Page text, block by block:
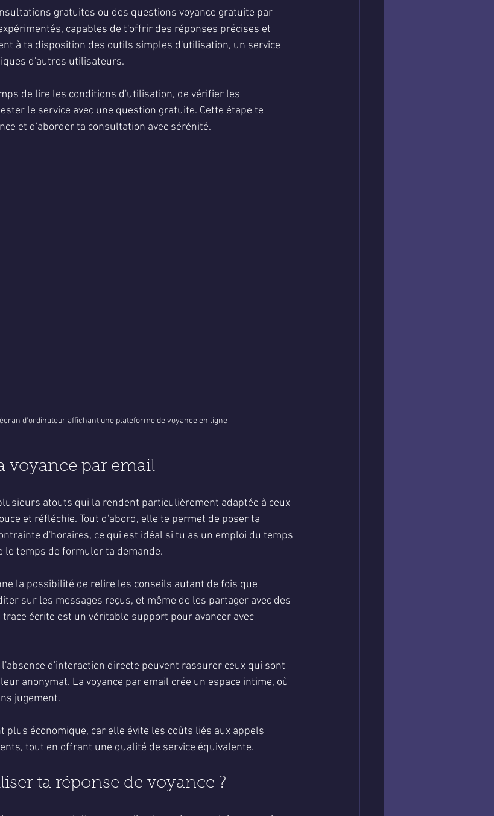
gratuites ou des questions voyance gratuite par
capables de t'offrir des réponses précises et
à ta disposition des outils simples d'utilisation, un service
d'autres utilisateurs.
de lire les conditions d'utilisation, de vérifier les
le service avec une question gratuite. Cette étape te
et d'aborder ta consultation avec sérénité.
d'ordinateur affichant une plateforme de voyance en ligne
voyance par email
atouts qui la rendent particulièrement adaptée à ceux
et réfléchie. Tout d'abord, elle te permet de poser ta
d'horaires, ce qui est idéal si tu as un emploi du temps
le temps de formuler ta demande.
la possibilité de relire les conseils autant de fois que
sur les messages reçus, et même de les partager avec des
écrite est un véritable support pour avancer avec
d'interaction directe peuvent rassurer ceux qui sont
anonymat. La voyance par email crée un espace intime, où
jugement.
plus économique, car elle évite les coûts liés aux appels
tout en offrant une qualité de service équivalente.
ta réponse de voyance ?